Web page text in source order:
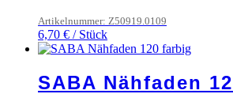
Artikelnummer: Z50919.0109
6,70 € / Stück
SABA Nähfaden